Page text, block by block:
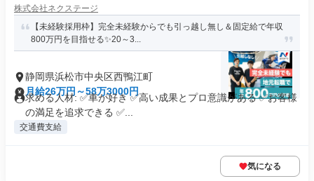
株式会社ネクステージ
【未経験採用枠】完全未経験からでも引っ越し無し＆固定給で年収
800万円を目指せる✨20～3...
静岡県浜松市中央区西鴨江町
月給26万円～58万3000円
求める人材: ✅車が好き ✅高い成果とプロ意識がある ✅お客様
の満足を追求できる ✅...
交通費支給
気になる